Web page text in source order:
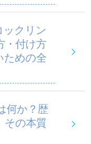
ックリン
・付け方
ための全
何か？歴
その本質